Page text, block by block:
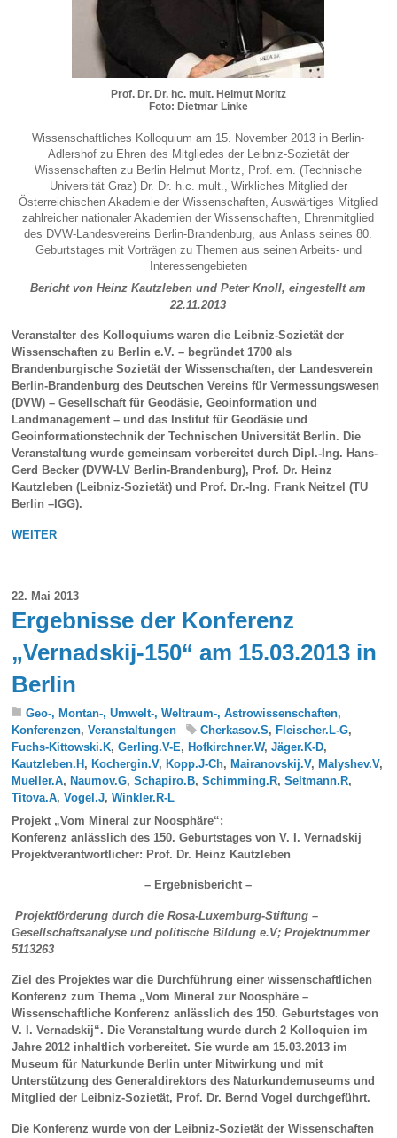
Prof. Dr. Dr. hc. mult. Helmut Moritz
Foto: Dietmar Linke
Wissenschaftliches Kolloquium am 15. November 2013 in Berlin-
Adlershof zu Ehren des Mitgliedes der Leibniz-Sozietät der
Wissenschaften zu Berlin Helmut Moritz, Prof. em. (Technische
Universität Graz) Dr. Dr. h.c. mult., Wirkliches Mitglied der
Österreichischen Akademie der Wissenschaften, Auswärtiges Mitglied
zahlreicher nationaler Akademien der Wissenschaften, Ehrenmitglied
des DVW-Landesvereins Berlin-Brandenburg, aus Anlass seines 80.
Geburtstages mit Vorträgen zu Themen aus seinen Arbeits- und
Interessengebieten
Bericht von Heinz Kautzleben und Peter Knoll, eingestellt am
22.11.2013
Veranstalter des Kolloquiums waren die Leibniz-Sozietät der
Wissenschaften zu Berlin e.V. – begründet 1700 als
Brandenburgische Sozietät der Wissenschaften, der Landesverein
Berlin-Brandenburg des Deutschen Vereins für Vermessungswesen
(DVW) – Gesellschaft für Geodäsie, Geoinformation und
Landmanagement – und das Institut für Geodäsie und
Geoinformationstechnik der Technischen Universität Berlin. Die
Veranstaltung wurde gemeinsam vorbereitet durch Dipl.-Ing. Hans-
Gerd Becker (DVW-LV Berlin-Brandenburg), Prof. Dr. Heinz
Kautzleben (Leibniz-Sozietät) und Prof. Dr.-Ing. Frank Neitzel (TU
Berlin –IGG).
WEITER
22. Mai 2013
Ergebnisse der Konferenz
„Vernadskij-150“ am 15.03.2013 in
Berlin
Geo-, Montan-, Umwelt-, Weltraum-, Astrowissenschaften,
Konferenzen,Veranstaltungen Cherkasov.S,Fleischer.L-G,
Fuchs-Kittowski.K,Gerling.V-E,Hofkirchner.W,Jäger.K-D,
Kautzleben.H,Kochergin.V,Kopp.J-Ch,Mairanovskij.V,Malyshev.V,
Mueller.A,Naumov.G,Schapiro.B,Schimming.R,Seltmann.R,
Titova.A,Vogel.J,Winkler.R-L
Projekt „Vom Mineral zur Noosphäre“;
Konferenz anlässlich des 150. Geburtstages von V. I. Vernadskij
Projektverantwortlicher: Prof. Dr. Heinz Kautzleben
– Ergebnisbericht –
Projektförderung durch die Rosa-Luxemburg-Stiftung –
Gesellschaftsanalyse und politische Bildung e.V; Projektnummer
5113263
Ziel des Projektes war die Durchführung einer wissenschaftlichen
Konferenz zum Thema „Vom Mineral zur Noosphäre –
Wissenschaftliche Konferenz anlässlich des 150. Geburtstages von
V. I. Vernadskij“. Die Veranstaltung wurde durch 2 Kolloquien im
Jahre 2012 inhaltlich vorbereitet. Sie wurde am 15.03.2013 im
Museum für Naturkunde Berlin unter Mitwirkung und mit
Unterstützung des Generaldirektors des Naturkundemuseums und
Mitglied der Leibniz-Sozietät, Prof. Dr. Bernd Vogel durchgeführt.
Die Konferenz wurde von der Leibniz-Sozietät der Wissenschaften